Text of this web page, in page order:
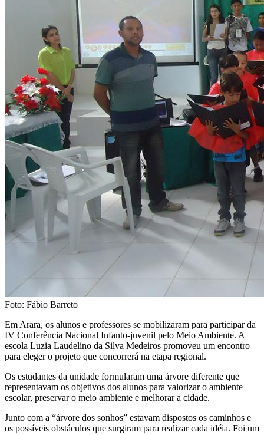
Foto: Fábio Barreto
Em Arara, os alunos e professores se mobilizaram para participar da
IV Conferência Nacional Infanto-juvenil pelo Meio Ambiente. A
escola Luzia Laudelino da Silva Medeiros promoveu um encontro
para eleger o projeto que concorrerá na etapa regional.
Os estudantes da unidade formularam uma árvore diferente que
representavam os objetivos dos alunos para valorizar o ambiente
escolar, preservar o meio ambiente e melhorar a cidade.
Junto com a “árvore dos sonhos” estavam dispostos os caminhos e
os possíveis obstáculos que surgiram para realizar cada idéia. Foi um